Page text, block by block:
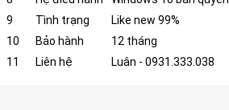
9
Tình trạng
Like new 99%
10
Bảo hành
12 tháng
11
Liên hệ Luân - 0931.333.038